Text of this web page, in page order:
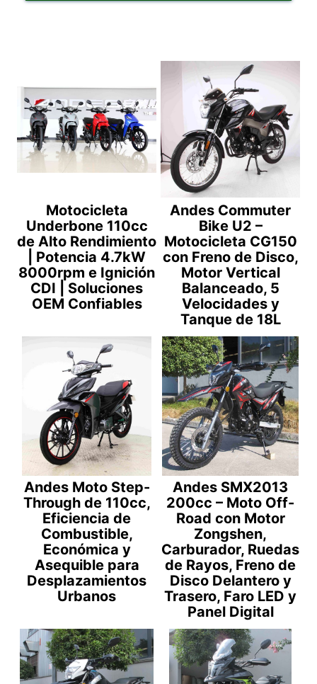
Motocicleta
Underbone 110cc
de Alto Rendimiento
| Potencia 4.7kW
8000rpm e Ignición
CDI | Soluciones
OEM Confiables
Andes Commuter
Bike U2 –
Motocicleta CG150
con Freno de Disco,
Motor Vertical
Balanceado, 5
Velocidades y
Tanque de 18L
Andes Moto Step-
Through de 110cc,
Eficiencia de
Combustible,
Económica y
Asequible para
Desplazamientos
Urbanos
Andes SMX2013
200cc – Moto Off-
Road con Motor
Zongshen,
Carburador, Ruedas
de Rayos, Freno de
Disco Delantero y
Trasero, Faro LED y
Panel Digital